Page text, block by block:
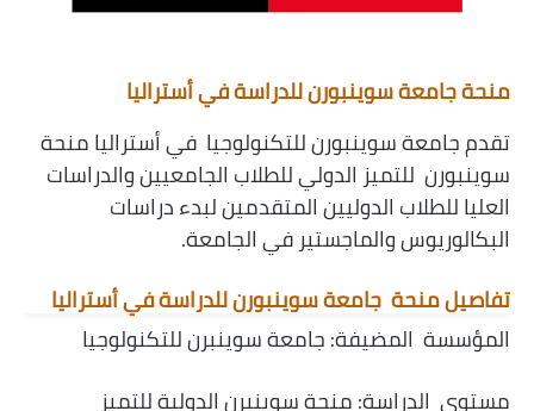
منحة جامعة سوينبورن للدراسة في أستراليا
تقدم جامعة سوينبورن للتكنولوجيا في أستراليا منحة
سوينبورن للتميز الدولي للطلاب الجامعيين والدراسات
العليا للطلاب الدوليين المتقدمين لبدء دراسات
البكالوريوس والماجستير في الجامعة.
تفاصيل منحة جامعة سوينبورن للدراسة في أستراليا
المؤسسة المضيفة: جامعة سوينبرن للتكنولوجيا
مستوى الدراسة: منحة سوينبرن الدولية للتميز